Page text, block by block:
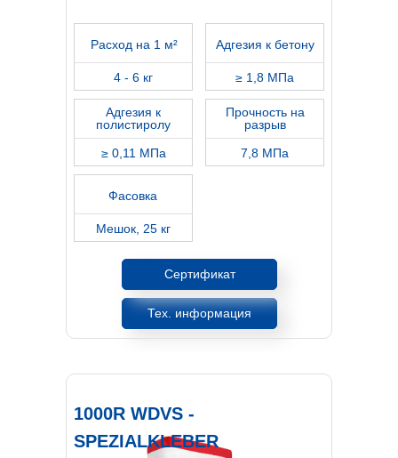
Тех. информация
Сертификат
Расход на 1 м²
4 - 6 кг
Фасовка
Мешок, 25 кг
Адгезия к бетону
≥ 1,8 МПа
Адгезия к
полистиролу
≥ 0,11 МПа
Прочность на
разрыв
7,8 МПа
1000R WDVS -
SPEZIALKLEBER